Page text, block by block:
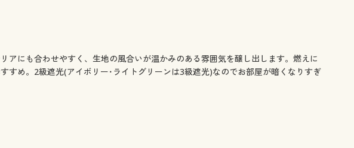
にも合わせやすく、生地の風合いが温かみのある雰囲気を醸し出します。燃えに
すめ。2級遮光(アイボリー･ライトグリーンは3級遮光)なのでお部屋が暗くなりすぎ